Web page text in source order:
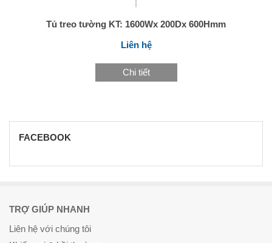
Tủ treo tường KT: 1600Wx 200Dx 600Hmm
Liên hệ
Chi tiết
FACEBOOK
TRỢ GIÚP NHANH
Liên hệ với chúng tôi